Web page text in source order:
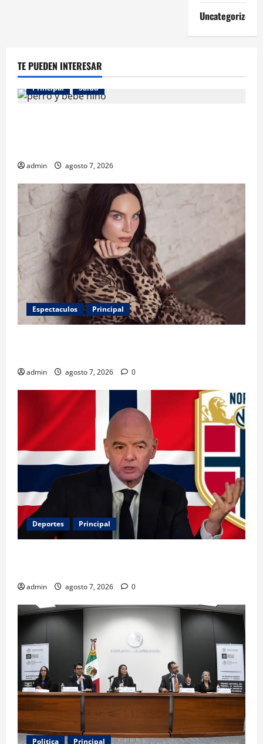
Uncategorized
TE PUEDEN INTERESAR
Principal Salud
admin agosto 7, 2026
Espectaculos Principal
admin agosto 7, 2026 0
Deportes Principal
admin agosto 7, 2026 0
Politica Principal